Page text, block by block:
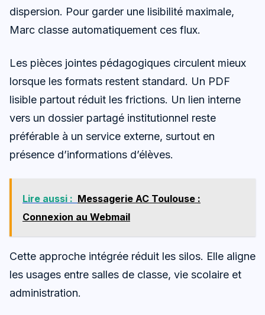
dispersion. Pour garder une lisibilité maximale,
Marc classe automatiquement ces flux.
Les pièces jointes pédagogiques circulent mieux
lorsque les formats restent standard. Un PDF
lisible partout réduit les frictions. Un lien interne
vers un dossier partagé institutionnel reste
préférable à un service externe, surtout en
présence d’informations d’élèves.
Lire aussi : Messagerie AC Toulouse :
Connexion au Webmail
Cette approche intégrée réduit les silos. Elle aligne
les usages entre salles de classe, vie scolaire et
administration.